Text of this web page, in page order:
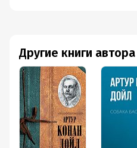
Другие книги автора